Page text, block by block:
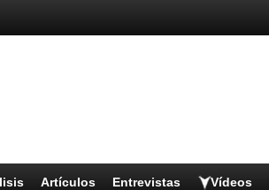
Artículos Entrevistas Vídeos